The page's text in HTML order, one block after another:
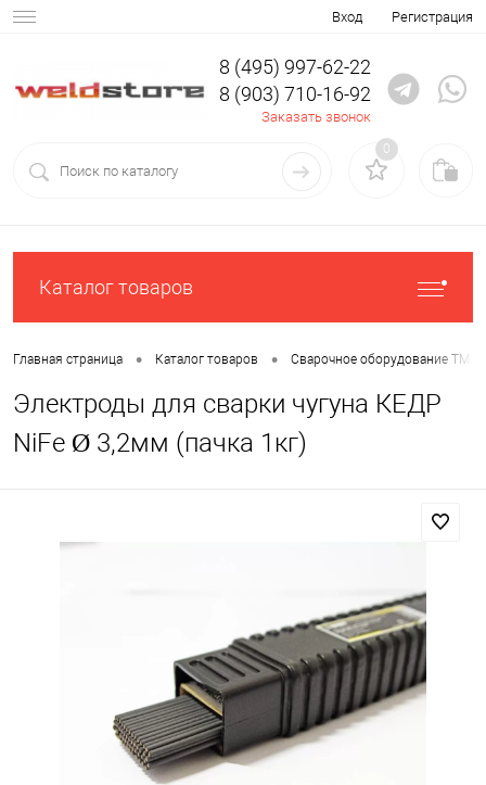
Вход Регистрация
8 (495) 997-62-22
8 (903) 710-16-92
Заказать звонок
0
Каталог товаров
Главная страница • Каталог товаров • Сварочное оборудование ТМ
Электроды для сварки чугуна КЕДР
NiFe Ø 3,2мм (пачка 1кг)